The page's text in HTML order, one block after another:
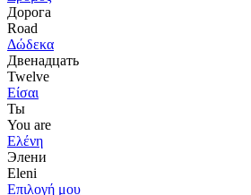
Дорога
Road
Δώδεκα
Двенадцать
Twelve
Είσαι
Ты
You are
Ελένη
Элени
Eleni
Επιλογή μου